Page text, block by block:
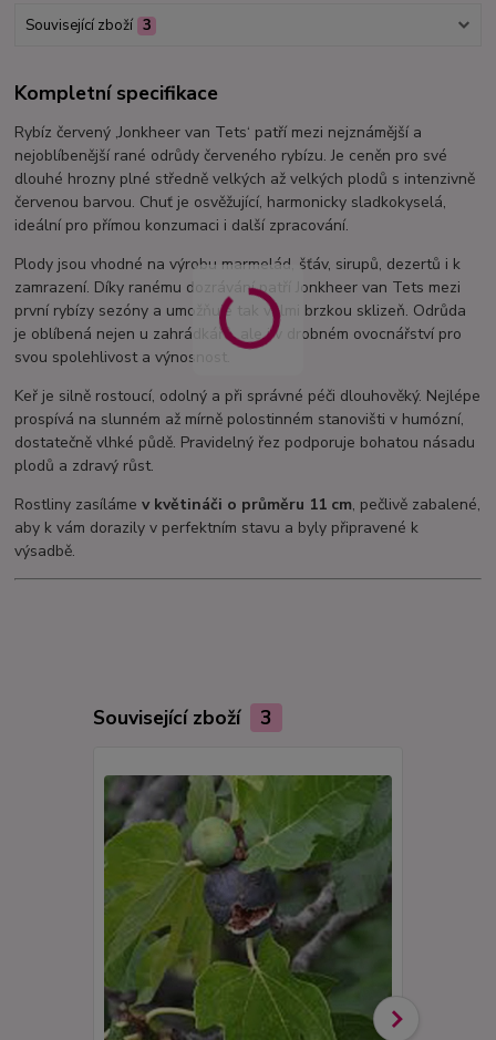
Související zboží 3
Kompletní specifikace
Rybíz červený ‚Jonkheer van Tets‘ patří mezi nejznámější a
nejoblíbenější rané odrůdy červeného rybízu. Je ceněn pro své
dlouhé hrozny plné středně velkých až velkých plodů s intenzivně
červenou barvou. Chuť je osvěžující, harmonicky sladkokyselá,
ideální pro přímou konzumaci i další zpracování.
Plody jsou vhodné na výrobu marmelád, šťáv, sirupů, dezertů i k
zamrazení. Díky ranému dozrávání patří Jonkheer van Tets mezi
první rybízy sezóny a umožňuje tak velmi brzkou sklizeň. Odrůda
je oblíbená nejen u zahrádkářů, ale i v drobném ovocnářství pro
svou spolehlivost a výnosnost.
Keř je silně rostoucí, odolný a při správné péči dlouhověký. Nejlépe
prospívá na slunném až mírně polostinném stanovišti v humózní,
dostatečně vlhké půdě. Pravidelný řez podporuje bohatou násadu
plodů a zdravý růst.
Rostliny zasílámev květináči o průměru 11 cm, pečlivě zabalené,
aby k vám dorazily v perfektním stavu a byly připravené k
výsadbě.
Související zboží 3